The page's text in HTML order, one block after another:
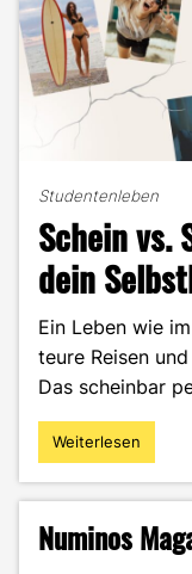
Studentenleben
Schein vs.
dein
Ein Leben wie
teure Reisen
Das scheinbar
"Schein
vs.
Social
Weiterlesen
Numinos